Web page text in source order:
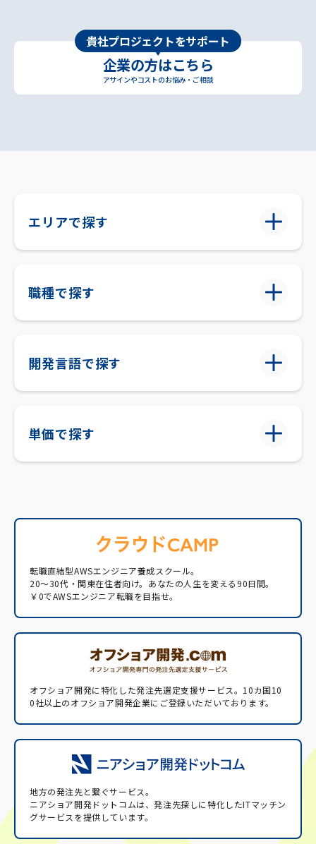
貴社プロジェクトをサポート
企業の方はこちら
アサインやコストのお悩み・ご相談
エリアで探す
職種で探す
開発言語で探す
単価で探す
転職直結型AWSエンジニア養成スクール。
20〜30代・関東在住者向け。あなたの人生を変える90日間。
￥0でAWSエンジニア転職を目指せ。
オフショア開発に特化した発注先選定支援サービス。 10カ国10
0社以上のオフショア開発企業にご登録いただいております。
地方の発注先と繋ぐサービス。
ニアショア開発ドットコムは、発注先探しに特化したITマッチン
グサービスを提供しています。